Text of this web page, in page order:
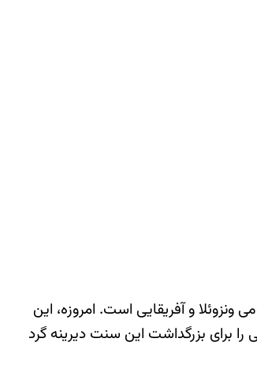
ونزوئلا و آفریقایی است. امروزه، این
برای بزرگداشت این سنت دیرینه گرد